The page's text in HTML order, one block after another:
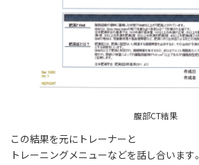
腹部CT結果
この結果を元にトレーナーと
トレーニングメニューなどを話し合います。